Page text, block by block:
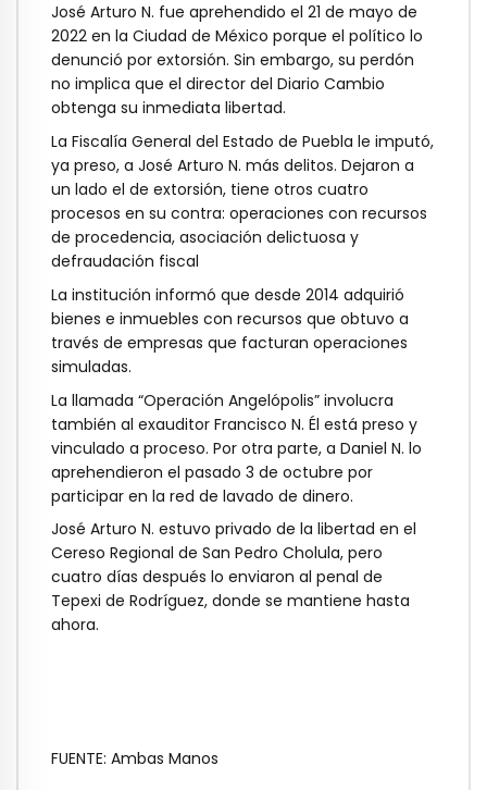
José Arturo N. fue aprehendido el 21 de mayo de
2022 en la Ciudad de México porque el político lo
denunció por extorsión. Sin embargo, su perdón
no implica que el director del Diario Cambio
obtenga su inmediata libertad.
La Fiscalía General del Estado de Puebla le imputó,
ya preso, a José Arturo N. más delitos. Dejaron a
un lado el de extorsión, tiene otros cuatro
procesos en su contra: operaciones con recursos
de procedencia, asociación delictuosa y
defraudación fiscal
La institución informó que desde 2014 adquirió
bienes e inmuebles con recursos que obtuvo a
través de empresas que facturan operaciones
simuladas.
La llamada “Operación Angelópolis” involucra
también al exauditor Francisco N. Él está preso y
vinculado a proceso. Por otra parte, a Daniel N. lo
aprehendieron el pasado 3 de octubre por
participar en la red de lavado de dinero.
José Arturo N. estuvo privado de la libertad en el
Cereso Regional de San Pedro Cholula, pero
cuatro días después lo enviaron al penal de
Tepexi de Rodríguez, donde se mantiene hasta
ahora.
FUENTE: Ambas Manos